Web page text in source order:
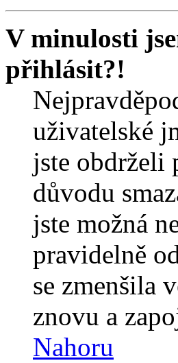
V minulosti
přihlásit?!
uživatelské
jste obdrželi
důvodu
jste možná
pravidelně
se zmenšila
znovu a
Nahoru